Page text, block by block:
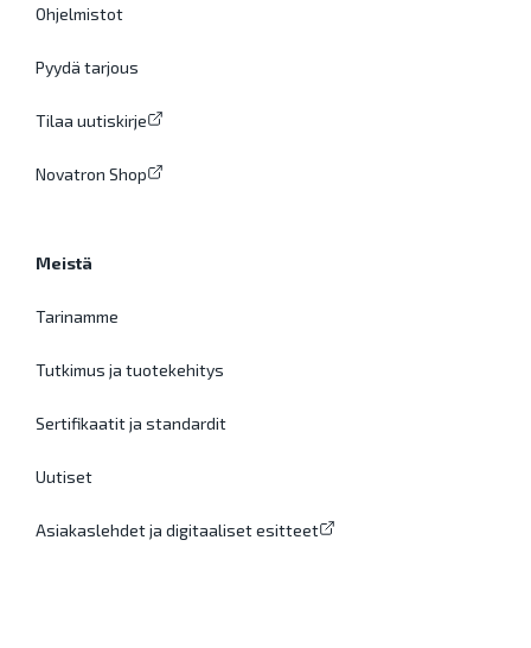
Ohjelmistot
Pyydä tarjous
Tilaa uutiskirje
Novatron Shop
Meistä
Tarinamme
Tutkimus ja tuotekehitys
Sertifikaatit ja standardit
Uutiset
Asiakaslehdet ja digitaaliset esitteet